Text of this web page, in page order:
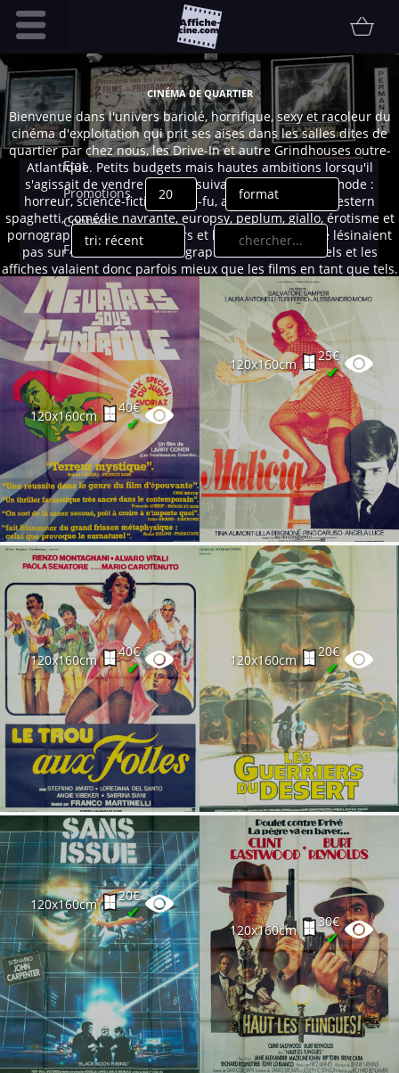
Accueil
Infos pratiques
Affiche
Etat
Promotions
Contact
FAQ
Communauté
Collectionneur
Vendu
Thématiques
Partenaires
Vendre
CINÉMA DE QUARTIER
Bienvenue dans l'univers bariolé, horrifique, sexy et racoleur du
cinéma d'exploitation qui prit ses aises dans les salles dites de
quartier par chez nous, les Drive-In et autre Grindhouses outre-
Atlantique. Petits budgets mais hautes ambitions lorsqu'il
s'agissait de vendre du rêve suivant les genres à la mode :
horreur, science-fiction, kung-fu, aventure, guerre, western
spaghetti, comédie navrante, europsy, peplum, giallo, érotisme et
pornographie. Les producteurs et les distributeurs ne lésinaient
pas sur les couleurs ou les graphismes sensationnels et les
affiches valaient donc parfois mieux que les films en tant que tels.
Un monde en soi, salingue et populaire, qui s'éteignit avec le
triomphe de la VHS puis des multiplexes à partir des années 80....
120x160cm
40€
✔
120x160cm
25€
✔
120x160cm
40€
✔ 120x160cm
20€
✔
120x160cm
20€
✔
120x160cm
30€
✔